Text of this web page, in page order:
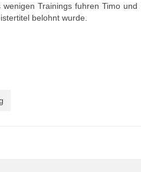
wenigen Trainings fuhren Timo
belohnt wurde.